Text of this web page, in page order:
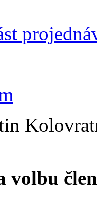
volbu